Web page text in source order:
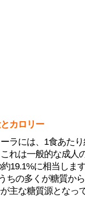
カロリー
ラには、1食あた
れは一般的な成人
19.1%に相当しま
ちの多くが糖質か
主な糖質源となっ